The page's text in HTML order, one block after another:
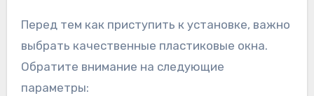
Перед тем как приступить к установке, важно
выбрать качественные пластиковые окна.
Обратите внимание на следующие
параметры: